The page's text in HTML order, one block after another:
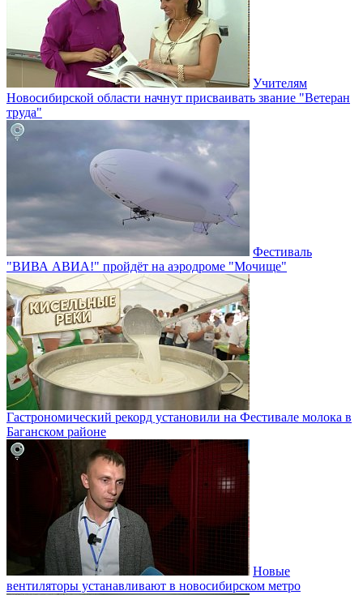
Учителям
Новосибирской области начнут присваивать звание "Ветеран
труда"
Фестиваль
"ВИВА АВИА!" пройдёт на аэродроме "Мочище"
Гастрономический рекорд установили на Фестивале молока в
Баганском районе
Новые
вентиляторы устанавливают в новосибирском метро